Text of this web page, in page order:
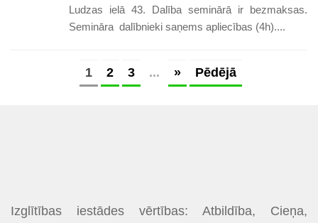
Ludzas ielā 43. Dalība seminārā ir bezmaksas.
Semināra dalībnieki saņems apliecības (4h)....
1 2 3 ... » Pēdējā
Izglītības iestādes vērtības: Atbildība, Cieņa,